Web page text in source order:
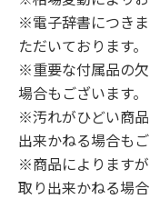
※電子辞書につき
ただいております。
※重要な付属品の
場合もございます。
※汚れがひどい商
出来かねる場合もご
※商品によります
取り出来かねる場合